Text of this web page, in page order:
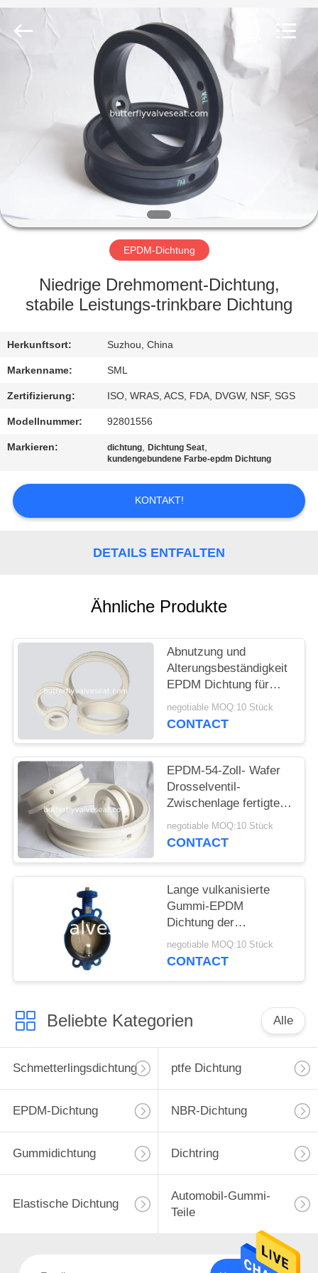
HAUS
PRODUKTE
ÜBER
FABRIK-
QUALITÄTSKONTROLLE
TRETEN
UNS
IN
ZITAT
SITEMAP
PRIVACY
POLICY
Plastic
Co.,
Ltd..
Reserved.
EPDM-Dichtung
Niedrige Drehmoment-Dichtung,
stabile Leistungs-trinkbare Dichtung
Herkunftsort: Suzhou, China
Markenname: SML
Zertifizierung: ISO, WRAS, ACS, FDA, DVGW, NSF, SGS
Modellnummer: 92801556
Markieren: dichtung,Dichtung Seat,
kundengebundene Farbe-epdm Dichtung
KONTAKT!
DETAILS ENTFALTEN
Ähnliche Produkte
Abnutzung und
Alterungsbeständigkeit
EPDM Dichtung für
Drosselventil
negotiable MOQ:10 Stück
CONTACT
EPDM-54-Zoll- Wafer
Drosselventil-
Zwischenlage fertigte
zu den spezifischen
Anwendungen
negotiable MOQ:10 Stück
CONTACT
Lange vulkanisierte
Gummi-EPDM
Dichtung der
Nutzungsdauer-für
Drosselventil
negotiable MOQ:10 Stück
CONTACT
Beliebte Kategorien Alle
Schmetterlingsdichtung ptfe Dichtung
EPDM-Dichtung NBR-Dichtung
Gummidichtung Dichtring
Elastische Dichtung
Automobil-Gummi-
Teile